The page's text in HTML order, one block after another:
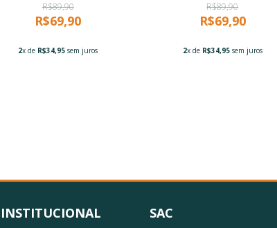
R$89,90
R$69,90
2x de R$34,95 sem juros
R$89,90
R$69,90
2x de R$34,95sem juros
INSTITUCIONAL SAC